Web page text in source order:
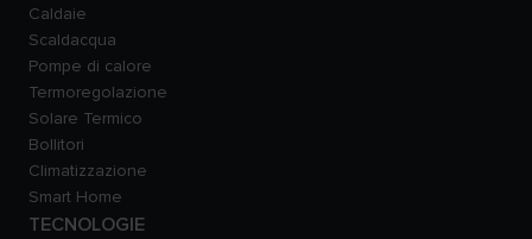
Caldaie
Scaldacqua
Pompe di calore
Termoregolazione
Solare Termico
Bollitori
Climatizzazione
Smart Home
TECNOLOGIE